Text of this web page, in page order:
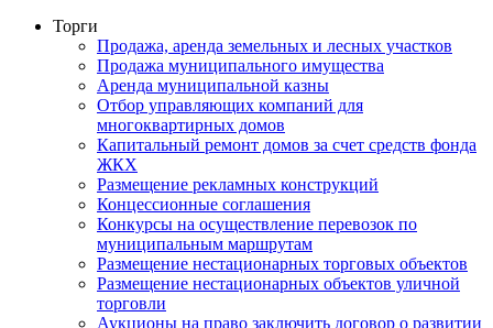
Торги
Продажа, аренда земельных и лесных участков
Продажа муниципального имущества
Аренда муниципальной казны
Отбор управляющих компаний для
многоквартирных домов
Капитальный ремонт домов за счет средств фонда
ЖКХ
Размещение рекламных конструкций
Концессионные соглашения
Конкурсы на осуществление перевозок по
муниципальным маршрутам
Размещение нестационарных торговых объектов
Размещение нестационарных объектов уличной
торговли
Аукционы на право заключить договор о развитии